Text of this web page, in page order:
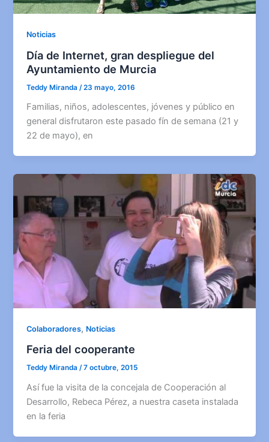
Noticias
Día de Internet, gran despliegue del
Ayuntamiento de Murcia
Teddy Miranda /23 mayo, 2016
Familias, niños, adolescentes, jóvenes y público en
general disfrutaron este pasado fín de semana (21 y
22 de mayo), en
Colaboradores, Noticias
Feria del cooperante
Teddy Miranda/7 octubre, 2015
Así fue la visita de la concejala de Cooperación al
Desarrollo, Rebeca Pérez, a nuestra caseta instalada
en la feria